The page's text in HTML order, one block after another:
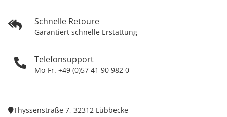
Schnelle Retoure
Garantiert schnelle Erstattung
Telefonsupport
Mo-Fr. +49 (0)57 41 90 982 0
Thyssenstraße 7, 32312 Lübbecke